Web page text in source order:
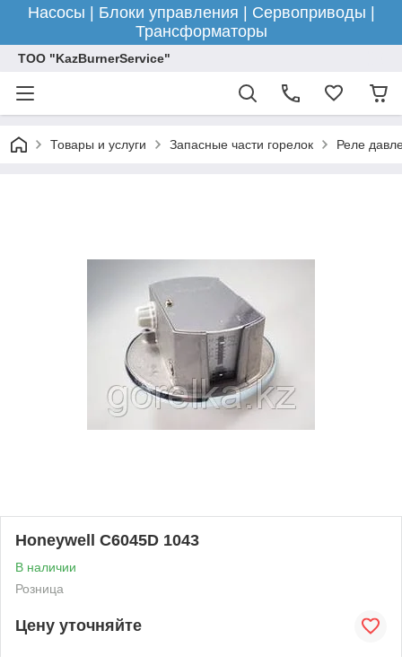
Насосы | Блоки управления | Сервоприводы |
Трансформаторы
ТОО "KazBurnerService"
Товары и услуги Запасные части горелок Реле
Honeywell С6045D 1043
В наличии
Розница
Цену уточняйте